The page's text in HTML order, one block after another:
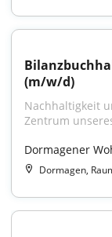
(m/w/d)
Nachhaltigkeit
Zentrum
Dormagener
Dormagen,